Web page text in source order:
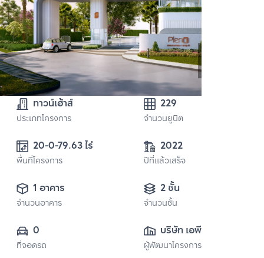
ทาวน์เฮ้าส์
ประเภทโครงการ
229
จำนวนยูนิต
20-0-79.63 ไร่
พื้นที่โครงการ
2022
ปีที่แล้วเสร็จ
1 อาคาร
จำนวนอาคาร
2 ชั้น
จำนวนชั้น
0
ที่จอดรถ
บริษัท เอพี (ไทย
แลนด์)
ผู้พัฒนาโครงการ